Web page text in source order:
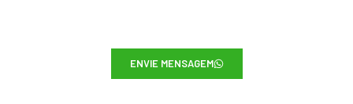
ENVIE MENSAGEM